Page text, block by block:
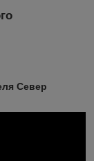
Север